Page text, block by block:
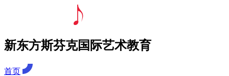
新东方斯芬克国际艺术教育
首页